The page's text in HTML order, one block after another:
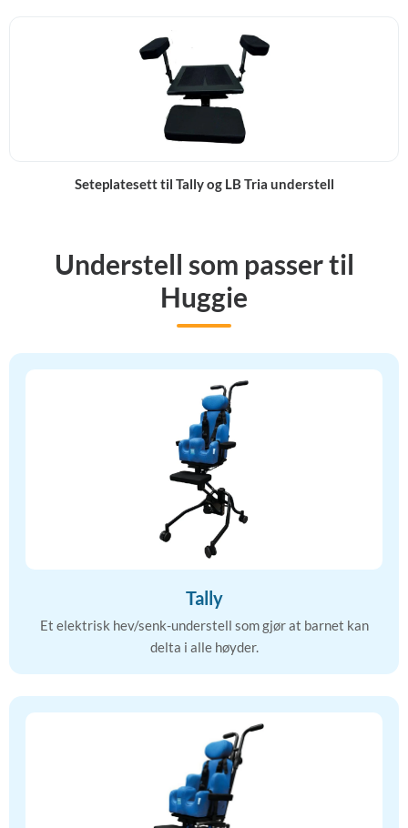
Seteplatesett til Tally og LB Tria understell
Understell som passer til
Huggie
Tally
Et elektrisk hev/senk-understell som gjør at barnet kan
delta i alle høyder.